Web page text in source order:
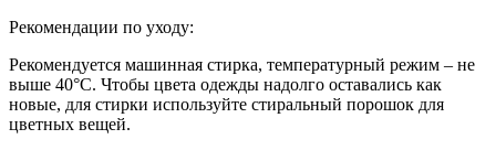
Рекомендации по уходу:
Рекомендуется машинная стирка, температурный режим – не
выше 40°С. Чтобы цвета одежды надолго оставались как
новые, для стирки используйте стиральный порошок для
цветных вещей.